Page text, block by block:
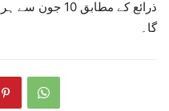
ذرائع کے
گا۔